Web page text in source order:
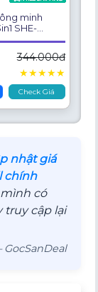
minh
SHE-
hợp đèn LED
Hàng chính
344.000đ
★★★★★
Check Giá
nhật giá
chính
có
truy cập lại